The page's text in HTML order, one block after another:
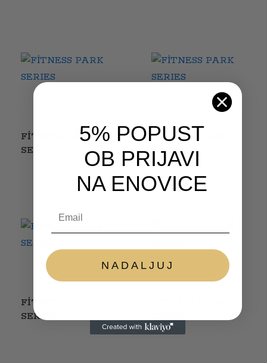
FİTNESS PARK
SERIES
FİTNESS PARK
SERIES
FİTNESS PARK
SERIES
5% POPUST
OB PRIJAVI
NA ENOVICE
NADALJUJ